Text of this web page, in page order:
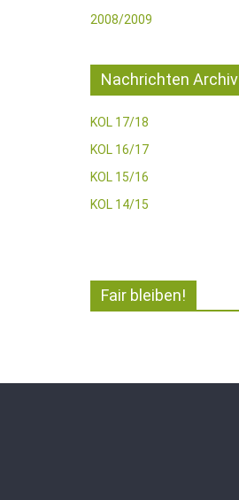
2008/2009
Nachrichten Archiv
KOL 17/18
KOL 16/17
KOL 15/16
KOL 14/15
Fair bleiben!